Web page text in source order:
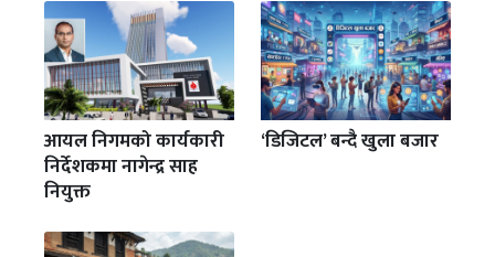
आयल निगमको कार्यकारी
निर्देशकमा नागेन्द्र साह
नियुक्त
‘डिजिटल’ बन्दै खुला बजार